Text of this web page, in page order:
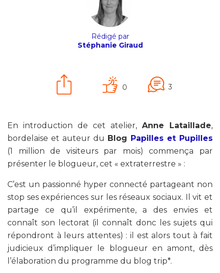
Rédigé par
Stéphanie Giraud
0 3
En introduction de cet atelier, Anne Lataillade,
bordelaise et auteur du Blog Papilles et Pupilles
(1 million de visiteurs par mois) commença par
présenter le blogueur, cet « extraterrestre » :
C’est un passionné hyper connecté partageant non
stop ses expériences sur les réseaux sociaux. Il vit et
partage ce qu’il expérimente, a des envies et
connaît son lectorat (il connaît donc les sujets qui
répondront à leurs attentes) : il est alors tout à fait
judicieux d’impliquer le blogueur en amont, dès
l’élaboration du programme du blog trip*.